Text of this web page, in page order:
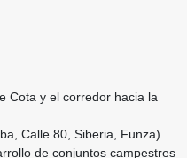
Cota y el corredor hacia la
Calle 80, Siberia, Funza).
de conjuntos campestres